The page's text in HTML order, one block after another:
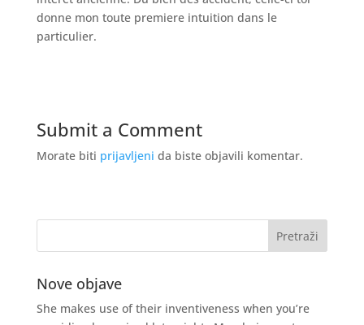
donne mon toute premiere intuition dans le
particulier.
Submit a Comment
Morate biti prijavljeni da biste objavili komentar.
Nove objave
She makes use of their inventiveness when you’re